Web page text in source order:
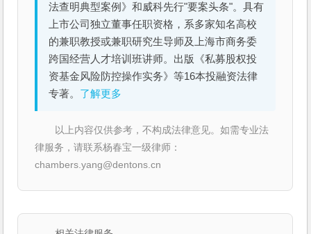
法查明典型案例》和威科先行"要案头条"。具有
上市公司独立董事任职资格，系多家知名高校
的兼职教授或兼职研究生导师及上海市商务委
跨国经营人才培训班讲师。出版《私募股权投
资基金风险防控操作实务》等16本投融资法律
专著。 了解更多
以上内容仅供参考，不构成法律意见。如需专业法
律服务，请联系杨春宝一级律师：
chambers.yang@dentons.cn